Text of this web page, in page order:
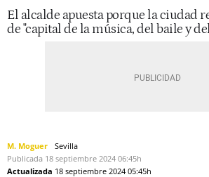
El alcalde apuesta porque la ciudad
de "capital de la música, del baile y
M. Moguer
Sevilla
Publicada 18 septiembre 2024 06:45h
Actualizada 18 septiembre 2024 05:45h